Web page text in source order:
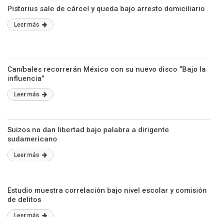
Pistorius sale de cárcel y queda bajo arresto domiciliario
Leer más
Caníbales recorrerán México con su nuevo disco “Bajo la
influencia”
Leer más
Suizos no dan libertad bajo palabra a dirigente
sudamericano
Leer más
Estudio muestra correlación bajo nivel escolar y comisión
de delitos
Leer más